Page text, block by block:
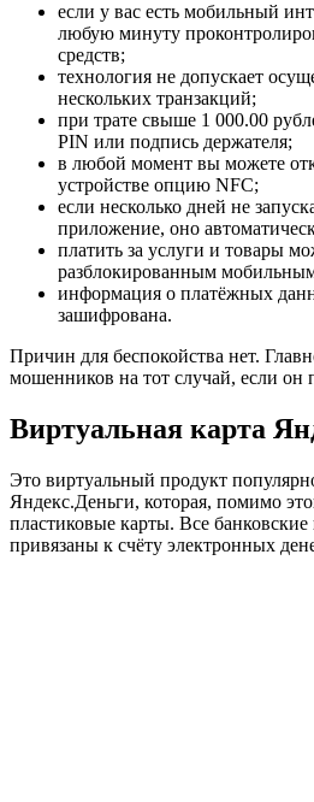
если у вас есть мобильный
любую минуту
средств;
технология не допускает
нескольких транзакций;
при трате свыше 1 000.00
PIN или подпись держателя;
в любой момент вы можете
устройстве опцию NFC;
если несколько дней не
приложение, оно
платить за услуги и товары
разблокированным
информация о платёжных
зашифрована.
Причин для беспокойства нет.
мошенников на тот случай, если он
Виртуальная карта
Это виртуальный продукт
Яндекс.Деньги, которая, помимо
пластиковые карты. Все
привязаны к счёту электронных